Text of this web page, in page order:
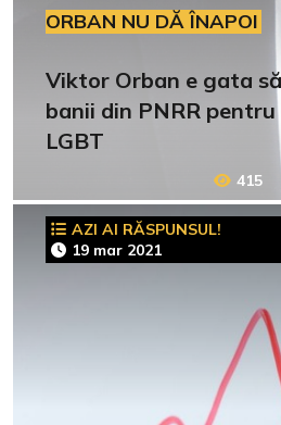
ORBAN NU DĂ ÎNAPOI
Viktor Orban e gata
banii din PNRR
LGBT
415
AZI AI RĂSPUNSUL!
19 mar 2021